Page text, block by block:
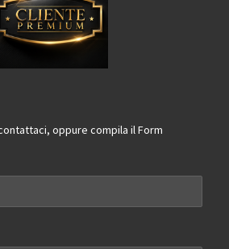
oppure compila il Form